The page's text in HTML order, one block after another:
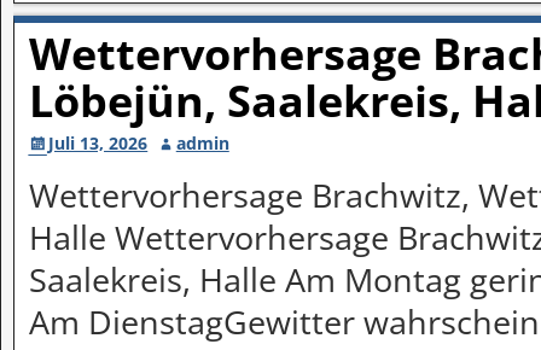
Wettervorhersage
Löbejün, Saalekreis,
Juli 13, 2026 admin
Wettervorhersage Brachwitz,
Halle Wettervorhersage
Saalekreis, Halle Am Montag
Am DienstagGewitter